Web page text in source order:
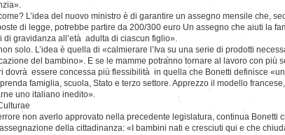
L’idea del nuovo ministro è di garantire un assegno mensile che,
di legge, potrebbe partire da 200/300 euro Un assegno che aiuti la
di gravidanza all’età adulta di ciascun figlio».
solo. L’idea è quella di «calmierare l’Iva su una serie di prodotti
del bambino». E se le mamme potranno tornare al lavoro con più
dovrà essere concessa più flessibilità in quella che Bonetti definisce
famiglia, scuola, Stato e terzo settore. Apprezzo il modello
uno italiano inedito».
non averlo approvato nella precedente legislatura, continua Bonetti
della cittadinanza: «I bambini nati e cresciuti qui e che